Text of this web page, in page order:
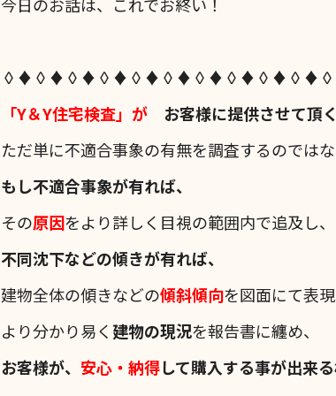
「Y＆Y住宅検査」が お客様に提供させて頂く
ただ単に不適合事象の有無を調査するのではな
もし不適合事象が有れば、
その原因をより詳しく目視の範囲内で追及し、
不同沈下などの傾きが有れば、
建物全体の傾きなどの傾斜傾向を図面にて表現
より分かり易く 建物の現況を報告書に纏め、
お客様が、 安心・納得して購入する事が出来